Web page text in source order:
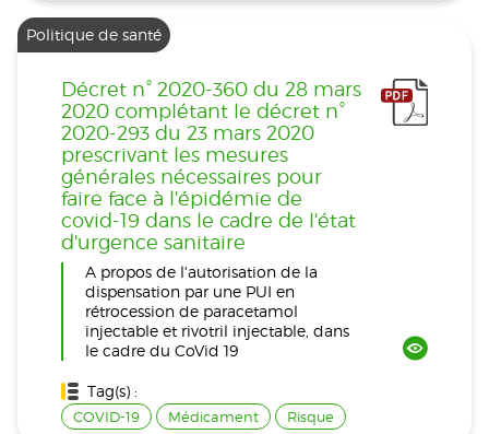
Politique de santé
Décret n° 2020-360 du 28 mars
2020 complétant le décret n°
2020-293 du 23 mars 2020
prescrivant les mesures
générales nécessaires pour
faire face à l'épidémie de
covid-19 dans le cadre de l'état
d'urgence sanitaire
A propos de l'autorisation de la
dispensation par une PUI en
rétrocession de paracetamol
injectable et rivotril injectable, dans
le cadre du CoVid 19
Tag(s) :
COVID-19 Médicament Risque